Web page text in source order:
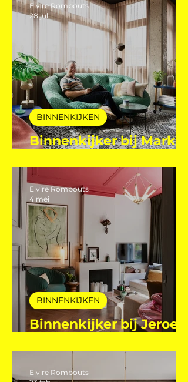
Binnenkijker bij Mark
Mutsaers
BINNENKIJKEN
Elvire Rombouts
Binnenkijker bij Jeroen
Machielsen
BINNENKIJKEN
Elvire Rombouts
4 mei